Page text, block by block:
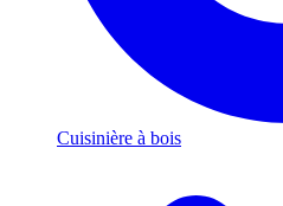
Cuisinière à bois